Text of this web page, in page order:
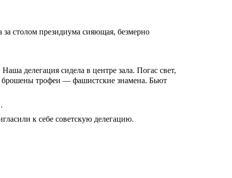
столом президиума сияющая, безмерно
делегация сидела в центре зала. Погас свет,
трофеи — фашистские знамена. Бьют
к себе советскую делегацию.